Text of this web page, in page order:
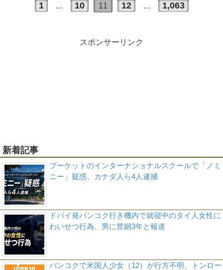
1 … 10 11 12 … 1,063
スポンサーリンク
新着記事
プーケットのインターナショナルスクールで「ノミ
ニー」疑惑、カナダ人ら4人逮捕
ドバイ発バンコク行き機内で就寝中のタイ人女性に
わいせつ行為、男に禁錮3年と報道
バンコクで米国人少女（12）が行方不明、トンロー